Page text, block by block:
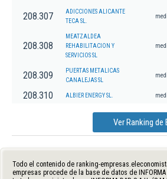
208.307
ADICCIONES ALICANTE
TECA SL.
208.308
MEATZALDEA
REHABILITACION Y
SERVICIOS SL
208.309
PUERTAS METALICAS
CANALEJAS SL
208.310 ALBIER ENERGY SL.
Ver Ranking de
Todo el contenido de ranking-
empresas procede de la base de datos de INFORMA